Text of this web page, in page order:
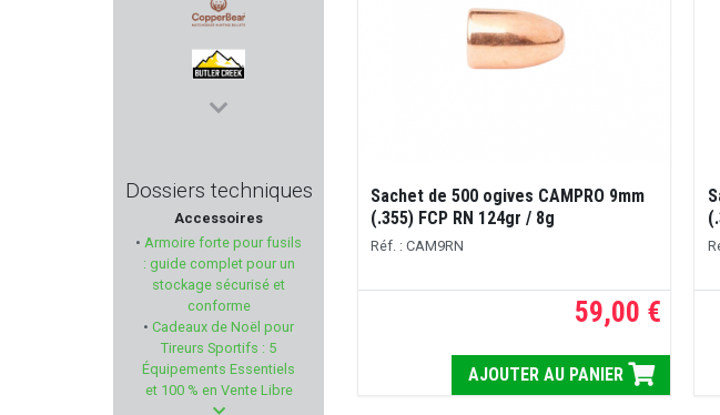
TROY INDUSTRIES
COPPERBEAR
BUTLER CREEK
STEPLAND
XS SIGHTS
BO MANUFACTURE
LAPUA
Dossiers techniques
Accessoires
• Armoire forte pour fusils
: guide complet pour un
stockage sécurisé et
conforme
• Cadeaux de Noël pour
Tireurs Sportifs : 5
Équipements Essentiels
et 100 % en Vente Libre
Sachet de 500 ogives CAMPRO 9mm
(.355) FCP RN 124gr / 8g
Réf. : CAM9RN
59,00 €
AJOUTER AU PANIER